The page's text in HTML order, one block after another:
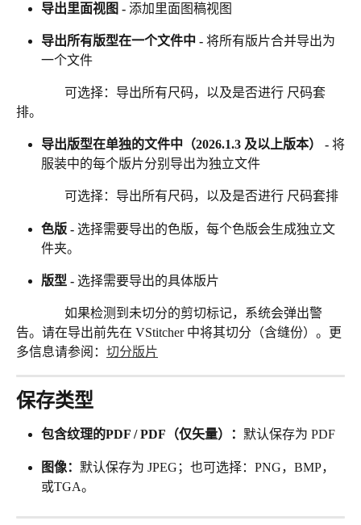
导出里面视图 - 添加里面图稿视图
导出所有版型在一个文件中 - 将所有版片合并导出为
一个文件
排。
导出版型在单独的文件中（2026.1.3 及以上版本） - 将
服装中的每个版片分别导出为独立文件
               可选择：导出所有尺码，以及是否进行 尺码套排
色版 - 选择需要导出的色版，每个色版会生成独立文
件夹。
版型 - 选择需要导出的具体版片
告。请在导出前先在 VStitcher 中将其切分（含缝份）。更
多信息请参阅： 切分版片
保存类型
包含纹理的PDF / PDF（仅矢量）： 默认保存为 PDF
图像： 默认保存为 JPEG；也可选择：PNG，BMP，
或TGA。